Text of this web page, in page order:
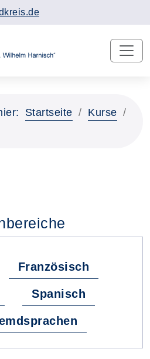
Startseite
Kurse
Französisch
Spanisch